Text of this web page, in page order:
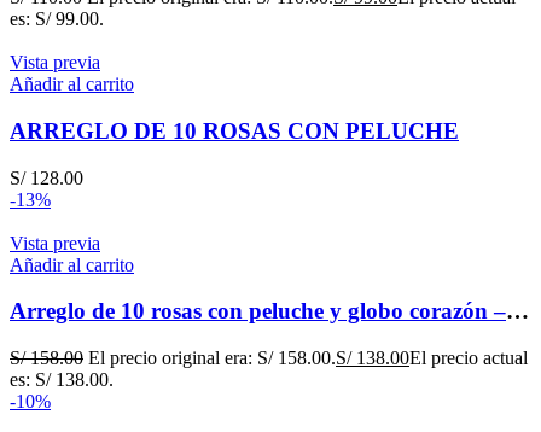
es: S/ 99.00.
Vista previa
Añadir al carrito
ARREGLO DE 10 ROSAS CON PELUCHE
S/128.00
-13%
Vista previa
Añadir al carrito
Arreglo de 10 rosas con peluche y globo corazón – Amor
S/158.00 El precio original era: S/ 158.00.S/138.00El precio actual
es: S/ 138.00.
-10%